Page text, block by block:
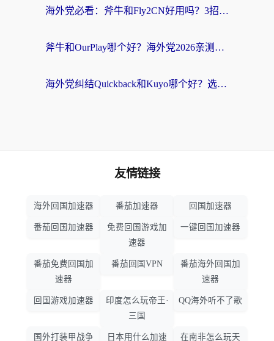
海外党必看：斧牛和Fly2CN好用吗？3招教你选对回国加速器（附免费试用攻略）
斧牛和OurPlay哪个好？海外党2026亲测：选对加速器，国内资源秒加载
海外党纠结Quickback和Kuyo哪个好？选对回国加速器才能无缝刷国内资源
友情链接
海外回国加速器 番茄加速器 回国加速器
番茄回国加速器
免费回国游戏加
速器
一键回国加速器
番茄免费回国加
速器
番茄回国VPN
番茄海外回国加
速器
回国游戏加速器
印度怎么玩帝王·
三国
QQ海外听不了歌
国外打装甲战争 日本用什么加速 在南非怎么玩天